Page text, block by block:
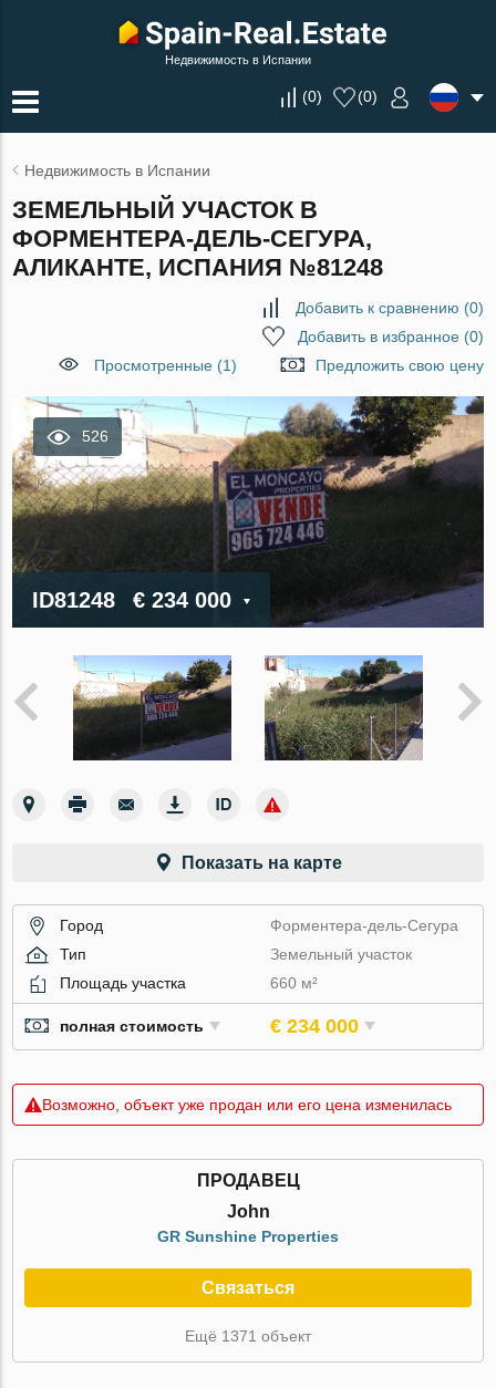
Недвижимость в Испании
(0) (0)
Недвижимость в Испании
ЗЕМЕЛЬНЫЙ УЧАСТОК В
ФОРМЕНТЕРА-ДЕЛЬ-СЕГУРА,
АЛИКАНТЕ, ИСПАНИЯ №81248
Добавить к сравнению (0)
Добавить в избранное(0)
Просмотренные (1)
Предложить свою цену
526
ID81248 € 234 000
Показать на карте
Город
Форментера-дель-Сегура
Тип
Земельный участок
Площадь участка
660 м²
полная стоимость € 234 000
Возможно, объект уже продан или его цена изменилась
ПРОДАВЕЦ
John
GR Sunshine Properties
Связаться
Ещё 1371 объект